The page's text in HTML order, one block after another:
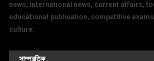
news, international news, current affairs,
educational publication, competitive
culture.
সাম্প্রতিক